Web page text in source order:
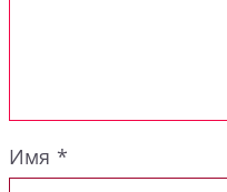
Имя *